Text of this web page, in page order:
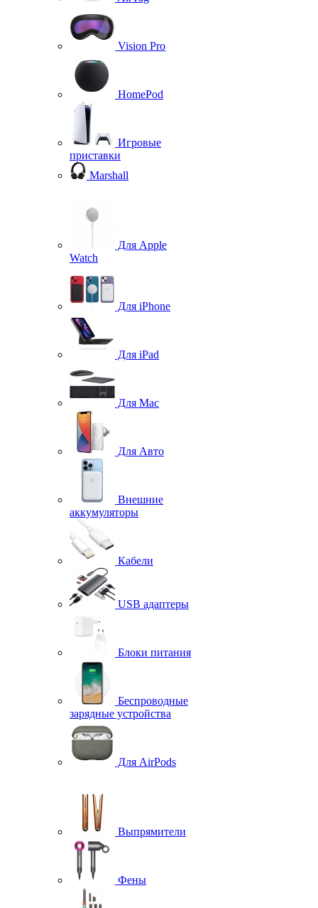
Vision Pro
HomePod
Игровые
приставки
Marshall
Для Apple
Watch
Для iPhone
Для iPad
Для Mac
Для Авто
Внешние
аккумуляторы
Кабели
USB адаптеры
Блоки питания
Беспроводные
зарядные устройства
Для AirPods
Выпрямители
Фены